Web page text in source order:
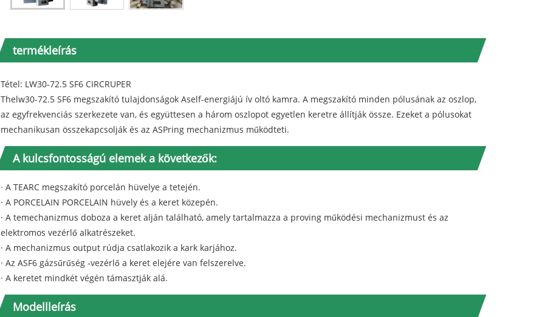
termékleírás
Tétel: LW30-72.5 SF6 CIRCRUPER
Thelw30-72.5 SF6 megszakító tulajdonságok Aself-energiájú ív oltó kamra. A megszakító minden pólusának az oszlop,
az egyfrekvenciás szerkezete van, és együttesen a három oszlopot egyetlen keretre állítják össze. Ezeket a pólusokat
mechanikusan összekapcsolják és az ASPring mechanizmus működteti.
A kulcsfontosságú elemek a következők:
· A TEARC megszakító porcelán hüvelye a tetején.
· A PORCELAIN PORCELAIN hüvely és a keret közepén.
· A temechanizmus doboza a keret alján található, amely tartalmazza a proving működési mechanizmust és az
elektromos vezérlő alkatrészeket.
· A mechanizmus output rúdja csatlakozik a kark karjához.
· Az ASF6 gázsűrűség -vezérlő a keret elejére van felszerelve.
· A keretet mindkét végén támasztják alá.
Modellleírás